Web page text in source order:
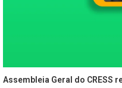
Assembleia Geral do CRESS